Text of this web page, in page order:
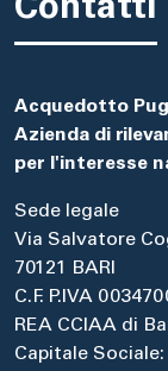
Contatti
Acquedotto
Azienda di
per l'interesse
Sede legale
Via Salvatore
70121 BARI
C.F. P.IVA
REA CCIAA di
Capitale Sociale: